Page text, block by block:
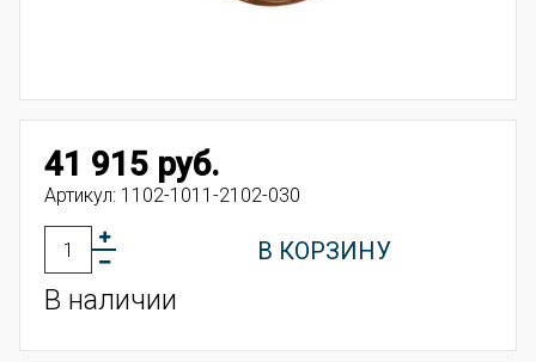
41 915 руб.
Артикул: 1102-1011-2102-030
В КОРЗИНУ
В наличии